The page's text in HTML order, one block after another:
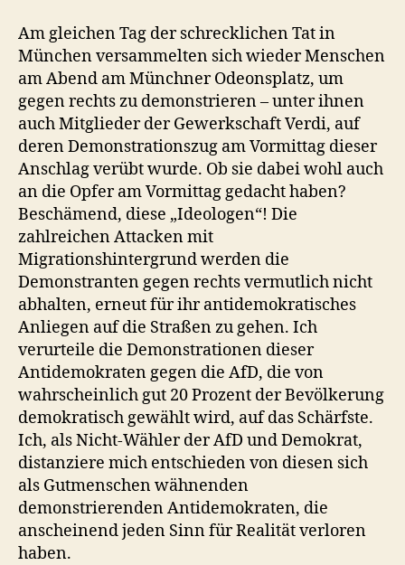
Am gleichen Tag der schrecklichen Tat in
München versammelten sich wieder Menschen
am Abend am Münchner Odeonsplatz, um
gegen rechts zu demonstrieren – unter ihnen
auch Mitglieder der Gewerkschaft Verdi, auf
deren Demonstrationszug am Vormittag dieser
Anschlag verübt wurde. Ob sie dabei wohl auch
an die Opfer am Vormittag gedacht haben?
Beschämend, diese „Ideologen“! Die
zahlreichen Attacken mit
Migrationshintergrund werden die
Demonstranten gegen rechts vermutlich nicht
abhalten, erneut für ihr antidemokratisches
Anliegen auf die Straßen zu gehen. Ich
verurteile die Demonstrationen dieser
Antidemokraten gegen die AfD, die von
wahrscheinlich gut 20 Prozent der Bevölkerung
demokratisch gewählt wird, auf das Schärfste.
Ich, als Nicht-Wähler der AfD und Demokrat,
distanziere mich entschieden von diesen sich
als Gutmenschen wähnenden
demonstrierenden Antidemokraten, die
anscheinend jeden Sinn für Realität verloren
haben.